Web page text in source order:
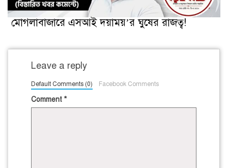
মোগলাবাজারে এসআই দয়াময়’র ঘুষের রাজত্ব!
Leave a reply
Default Comments (0) Facebook Comments
Comment *